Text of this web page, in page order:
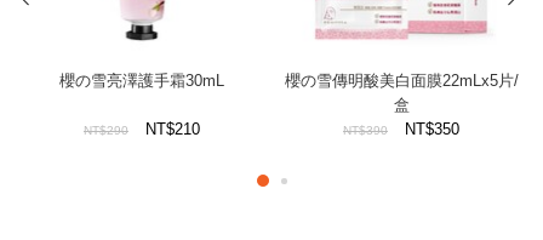
櫻の雪亮澤護手霜30mL
NT$290 NT$210
櫻の雪傳明酸美白面膜22mLx5片/
盒
NT$390 NT$350